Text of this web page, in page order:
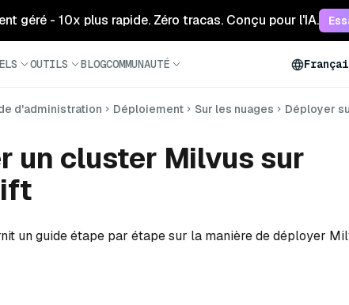
géré - 10x plus rapide. Zéro tracas. Conçu pour l'IA.
OUTILS BLOGCOMMUNAUTÉ
d'administration Déploiement Sur les nuages Déployer
un cluster Milvus sur
un guide étape par étape sur la manière de déployer